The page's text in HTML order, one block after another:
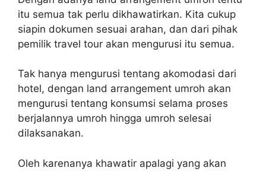
itu semua tak perlu dikhawatirkan. Kita cukup
siapin dokumen sesuai arahan, dan dari pihak
pemilik travel tour akan mengurusi itu semua.
Tak hanya mengurusi tentang akomodasi dari
hotel, dengan land arrangement umroh akan
mengurusi tentang konsumsi selama proses
berjalannya umroh hingga umroh selesai
dilaksanakan.
Oleh karenanya khawatir apalagi yang akan